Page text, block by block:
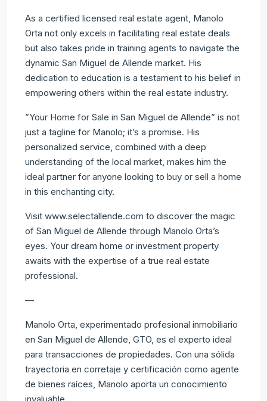
As a certified licensed real estate agent, Manolo
Orta not only excels in facilitating real estate deals
but also takes pride in training agents to navigate the
dynamic San Miguel de Allende market. His
dedication to education is a testament to his belief in
empowering others within the real estate industry.
”Your Home for Sale in San Miguel de Allende” is not
just a tagline for Manolo; it’s a promise. His
personalized service, combined with a deep
understanding of the local market, makes him the
ideal partner for anyone looking to buy or sell a home
in this enchanting city.
Visit www.selectallende.com to discover the magic
of San Miguel de Allende through Manolo Orta’s
eyes. Your dream home or investment property
awaits with the expertise of a true real estate
professional.
—
Manolo Orta, experimentado profesional inmobiliario
en San Miguel de Allende, GTO, es el experto ideal
para transacciones de propiedades. Con una sólida
trayectoria en corretaje y certificación como agente
de bienes raíces, Manolo aporta un conocimiento